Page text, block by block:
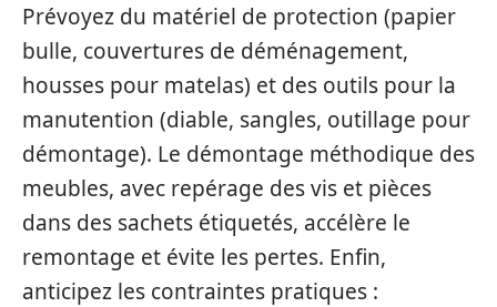
Prévoyez du matériel de protection (papier
bulle, couvertures de déménagement,
housses pour matelas) et des outils pour la
manutention (diable, sangles, outillage pour
démontage). Le démontage méthodique des
meubles, avec repérage des vis et pièces
dans des sachets étiquetés, accélère le
remontage et évite les pertes. Enfin,
anticipez les contraintes pratiques :